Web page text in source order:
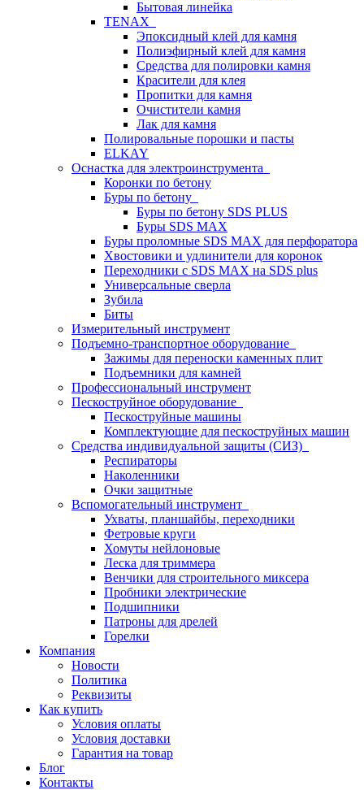
Бытовая линейка
TENAX
Эпоксидный клей для камня
Полиэфирный клей для камня
Средства для полировки камня
Красители для клея
Пропитки для камня
Очистители камня
Лак для камня
Полировальные порошки и пасты
ELKAY
Оснастка для электроинструмента
Коронки по бетону
Буры по бетону
Буры по бетону SDS PLUS
Буры SDS MAX
Буры проломные SDS MAX для перфоратора
Хвостовики и удлинители для коронок
Переходники с SDS MAX на SDS plus
Универсальные сверла
Зубила
Биты
Измерительный инструмент
Подъемно-транспортное оборудование
Зажимы для переноски каменных плит
Подъемники для камней
Профессиональный инструмент
Пескоструйное оборудование
Пескоструйные машины
Комплектующие для пескоструйных машин
Средства индивидуальной защиты (СИЗ)
Респираторы
Наколенники
Очки защитные
Вспомогательный инструмент
Ухваты, планшайбы, переходники
Фетровые круги
Хомуты нейлоновые
Леска для триммера
Венчики для строительного миксера
Пробники электрические
Подшипники
Патроны для дрелей
Горелки
Компания
Новости
Политика
Реквизиты
Как купить
Условия оплаты
Условия доставки
Гарантия на товар
Блог
Контакты